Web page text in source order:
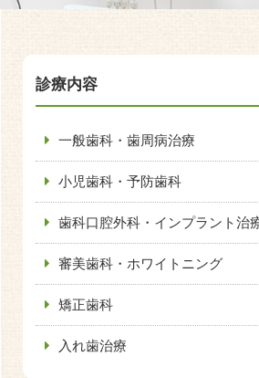
診療内容
一般歯科・歯周病治療
小児歯科・予防歯科
歯科口腔外科・インプラント治
審美歯科・ホワイトニング
矯正歯科
入れ歯治療